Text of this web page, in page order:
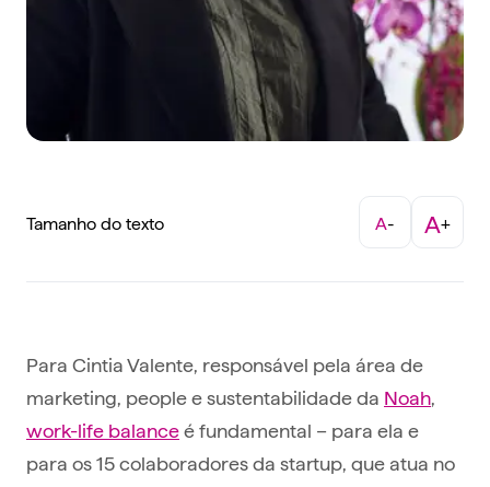
Tamanho do texto A- A+
Para Cintia Valente, responsável pela área de
marketing, people e sustentabilidade da Noah,
work-life balanceé fundamental – para ela e
para os 15 colaboradores da startup, que atua no